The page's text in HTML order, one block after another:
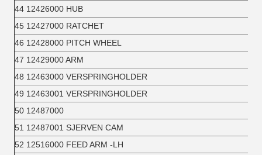
44 12426000 HUB
45 12427000 RATCHET
46 12428000 PITCH WHEEL
47 12429000 ARM
48 12463000 VERSPRINGHOLDER
49 12463001 VERSPRINGHOLDER
50 12487000
51 12487001 SJERVEN CAM
52 12516000 FEED ARM -LH